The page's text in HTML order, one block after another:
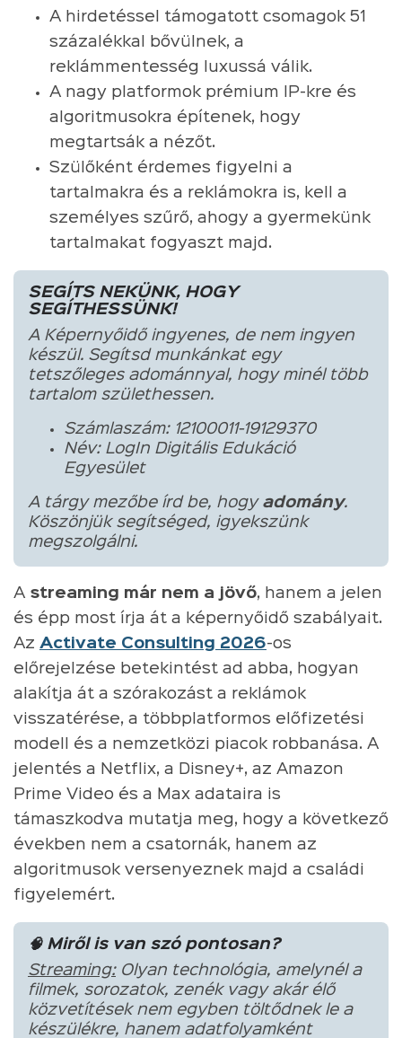
A hirdetéssel támogatott csomagok 51
százalékkal bővülnek, a
reklámmentesség luxussá válik.
A nagy platformok prémium IP-kre és
algoritmusokra építenek, hogy
megtartsák a nézőt.
Szülőként érdemes figyelni a
tartalmakra és a reklámokra is, kell a
személyes szűrő, ahogy a gyermekünk
tartalmakat fogyaszt majd.
SEGÍTS NEKÜNK, HOGY
SEGÍTHESSÜNK!
A Képernyőidő ingyenes, de nem ingyen
készül. Segítsd munkánkat egy
tetszőleges adománnyal, hogy minél több
tartalom születhessen.
Számlaszám: 12100011-19129370
Név: LogIn Digitális Edukáció
Egyesület
A tárgy mezőbe írd be, hogy adomány.
Köszönjük segítséged, igyekszünk
megszolgálni.
A streaming már nem a jövő, hanem a jelen
és épp most írja át a képernyőidő szabályait.
Az Activate Consulting 2026-os
előrejelzése betekintést ad abba, hogyan
alakítja át a szórakozást a reklámok
visszatérése, a többplatformos előfizetési
modell és a nemzetközi piacok robbanása. A
jelentés a Netflix, a Disney+, az Amazon
Prime Video és a Max adataira is
támaszkodva mutatja meg, hogy a következő
években nem a csatornák, hanem az
algoritmusok versenyeznek majd a családi
figyelemért.
🧠 Miről is van szó pontosan?
Streaming:Olyan technológia, amelynél a
filmek, sorozatok, zenék vagy akár élő
közvetítések nem egyben töltődnek le a
készülékre, hanem adatfolyamként